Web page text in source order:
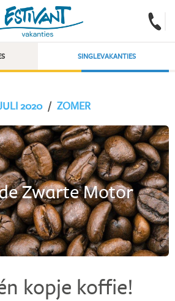
SINGLEVAKANTIES
2020 / ZOMER
Zwarte Motor
kopje koffie!